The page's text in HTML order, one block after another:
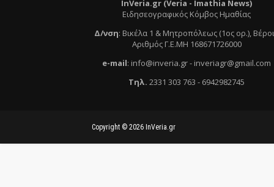
InVeria.gr (Veria - Ιmathia News)
Ειδησεογραφικός Κόμβος Ημαθίας
Δ/νση: Βικέλα 1 & Μητροπόλεως (1ος ορ.),
Αριθμός Γ.Ε.ΜΗ 168671726000
e-mail: info@inveria.gr- inveriagr@gmail.com
Τηλ. 2331 303 763 - 6942982745
Copyright © 2026 InVeria.gr